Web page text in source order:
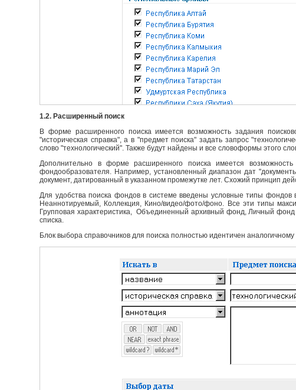
1.2. Расширенный поиск
В форме расширенного поиска имеется возможность задания
"историческая справка", а в "предмет поиска" задать запрос
слово "технологический". Также будут найдены и все словоформы этого
Дополнительно в форме расширенного поиска имеется
фондообразователя. Например, установленный диапазон дат
документ, датированный в указанном промежутке лет. Схожий принцип
Для удобства поиска фондов в системе введены условные типы фондов
Неаннотируемый, Коллекция, Кино/видео/фото/фоно. Все эти типы
Групповая характеристика, Объединенный архивный фонд, Личный
списка.
Блок выбора справочников для поиска полностью идентичен